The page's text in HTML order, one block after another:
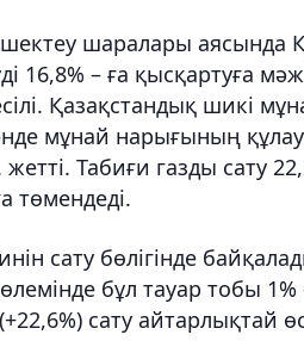
шаралары аясында
16,8% – ға қысқартуға
Қазақстандық шикі
мұнай нарығының
Табиғи газды сату
төмендеді.
сату бөлігінде
бұл тауар тобы
сату айтарлықтай